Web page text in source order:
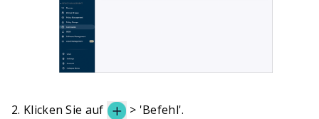
Klicken Sie auf > 'Befehl'.